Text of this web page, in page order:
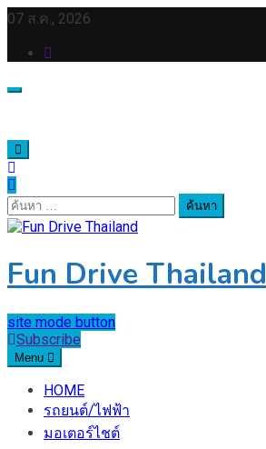
Skip
content
07 ส.ค., 2026
ค้นหา
สำหรับ:
Fun Drive Thailand
site mode button
Subscribe
Menu
HOME
รถยนต์/ไฟฟ้า
มอเตอร์ไชต์